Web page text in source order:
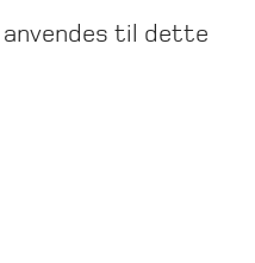
anvendes til dette